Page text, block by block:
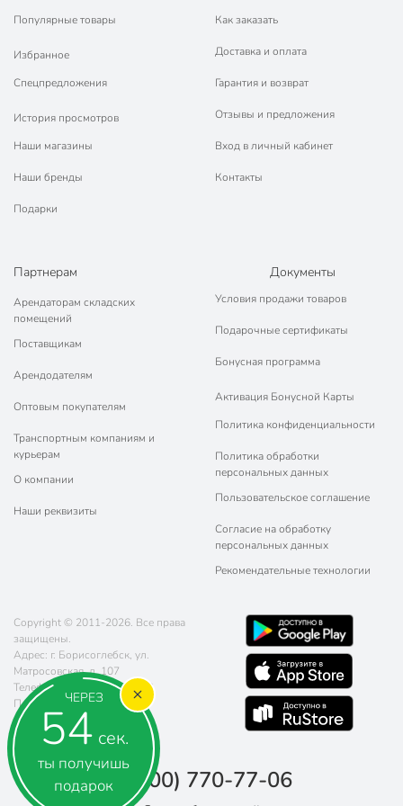
ЧЕРЕЗ
53 сек.
ты получишь
подарок
Популярные товары
Избранное
Спецпредложения
История просмотров
Наши магазины
Наши бренды
Подарки
Как заказать
Доставка и оплата
Гарантия и возврат
Отзывы и предложения
Вход в личный кабинет
Контакты
Партнерам
Арендаторам складских
помещений
Поставщикам
Арендодателям
Оптовым покупателям
Транспортным компаниям и
курьерам
О компании
Наши реквизиты
Документы
Условия продажи товаров
Подарочные сертификаты
Бонусная программа
Активация Бонусной Карты
Политика конфиденциальности
Политика обработки
персональных данных
Пользовательское соглашение
Согласие на обработку
персональных данных
Рекомендательные технологии
Copyright © 2011-2026. Все права
защищены.
Адрес: г. Борисоглебск, ул.
Матросовская, д. 107
Телефон:
8 (800) 770-77-06
Почта:
sales@poryadok.ru
8 (800) 770-77-06